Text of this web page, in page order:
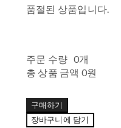
품절된 상품입니다.
주문 수량 0개
총 상품 금액 0원
구매하기
장바구니에 담기